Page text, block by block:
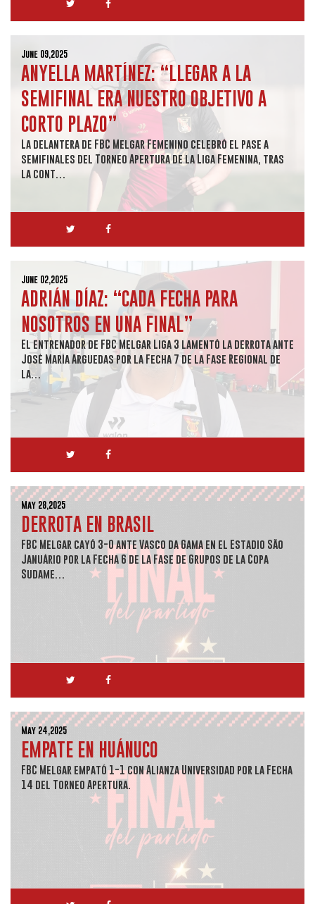
June 09,2025
ANYELLA MARTÍNEZ: “LLEGAR A LA
SEMIFINAL ERA NUESTRO OBJETIVO A
CORTO PLAZO”
La delantera de FBC Melgar Femenino celebró el pase a
semifinales del Torneo Apertura de la Liga Femenina, tras
la cont…
June 02,2025
ADRIÁN DÍAZ: “CADA FECHA PARA
NOSOTROS EN UNA FINAL”
El entrenador de FBC Melgar Liga 3 lamentó la derrota ante
José María Arguedas por la Fecha 7 de la Fase Regional de
la…
May 28,2025
DERROTA EN BRASIL
FBC Melgar cayó 3-0 ante Vasco da Gama en el Estadio São
Januário por la Fecha 6 de la Fase de Grupos de la Copa
Sudame…
May 24,2025
EMPATE EN HUÁNUCO
FBC Melgar empató 1-1 con Alianza Universidad por la Fecha
14 del Torneo Apertura.